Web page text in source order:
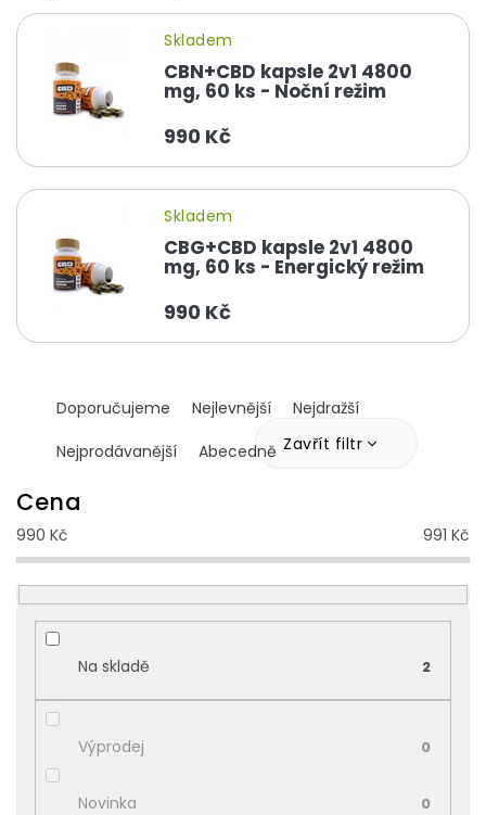
CBN+CBD kapsle 2v1 4800
mg, 60 ks - Noční režim
Skladem
990 Kč
CBG+CBD kapsle 2v1 4800
mg, 60 ks - Energický režim
Skladem
990 Kč
Ř
a
n
í
p
r
o
d
u
ů
Doporučujeme Nejlevnější
Nejdražší
Nejprodávanější
Abecedně Zavřít filtr
Cena
990 Kč 991 Kč
Na skladě 2
Výprodej 0
Novinka 0